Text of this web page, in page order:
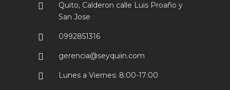
Quito, Calderon calle Luis Proaño y
San Jose
0992851316
gerencia@seyquiin.com
Lunes a Viernes: 8:00-17:00